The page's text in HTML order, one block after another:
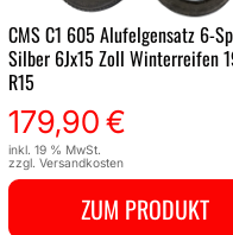
CMS C1 605 Alufelgensatz 6-
Silber 6Jx15 Zoll Winterreifen
R15
179,90€
inkl. 19 % MwSt.
zzgl. Versandkosten
ZUM PRODUKT